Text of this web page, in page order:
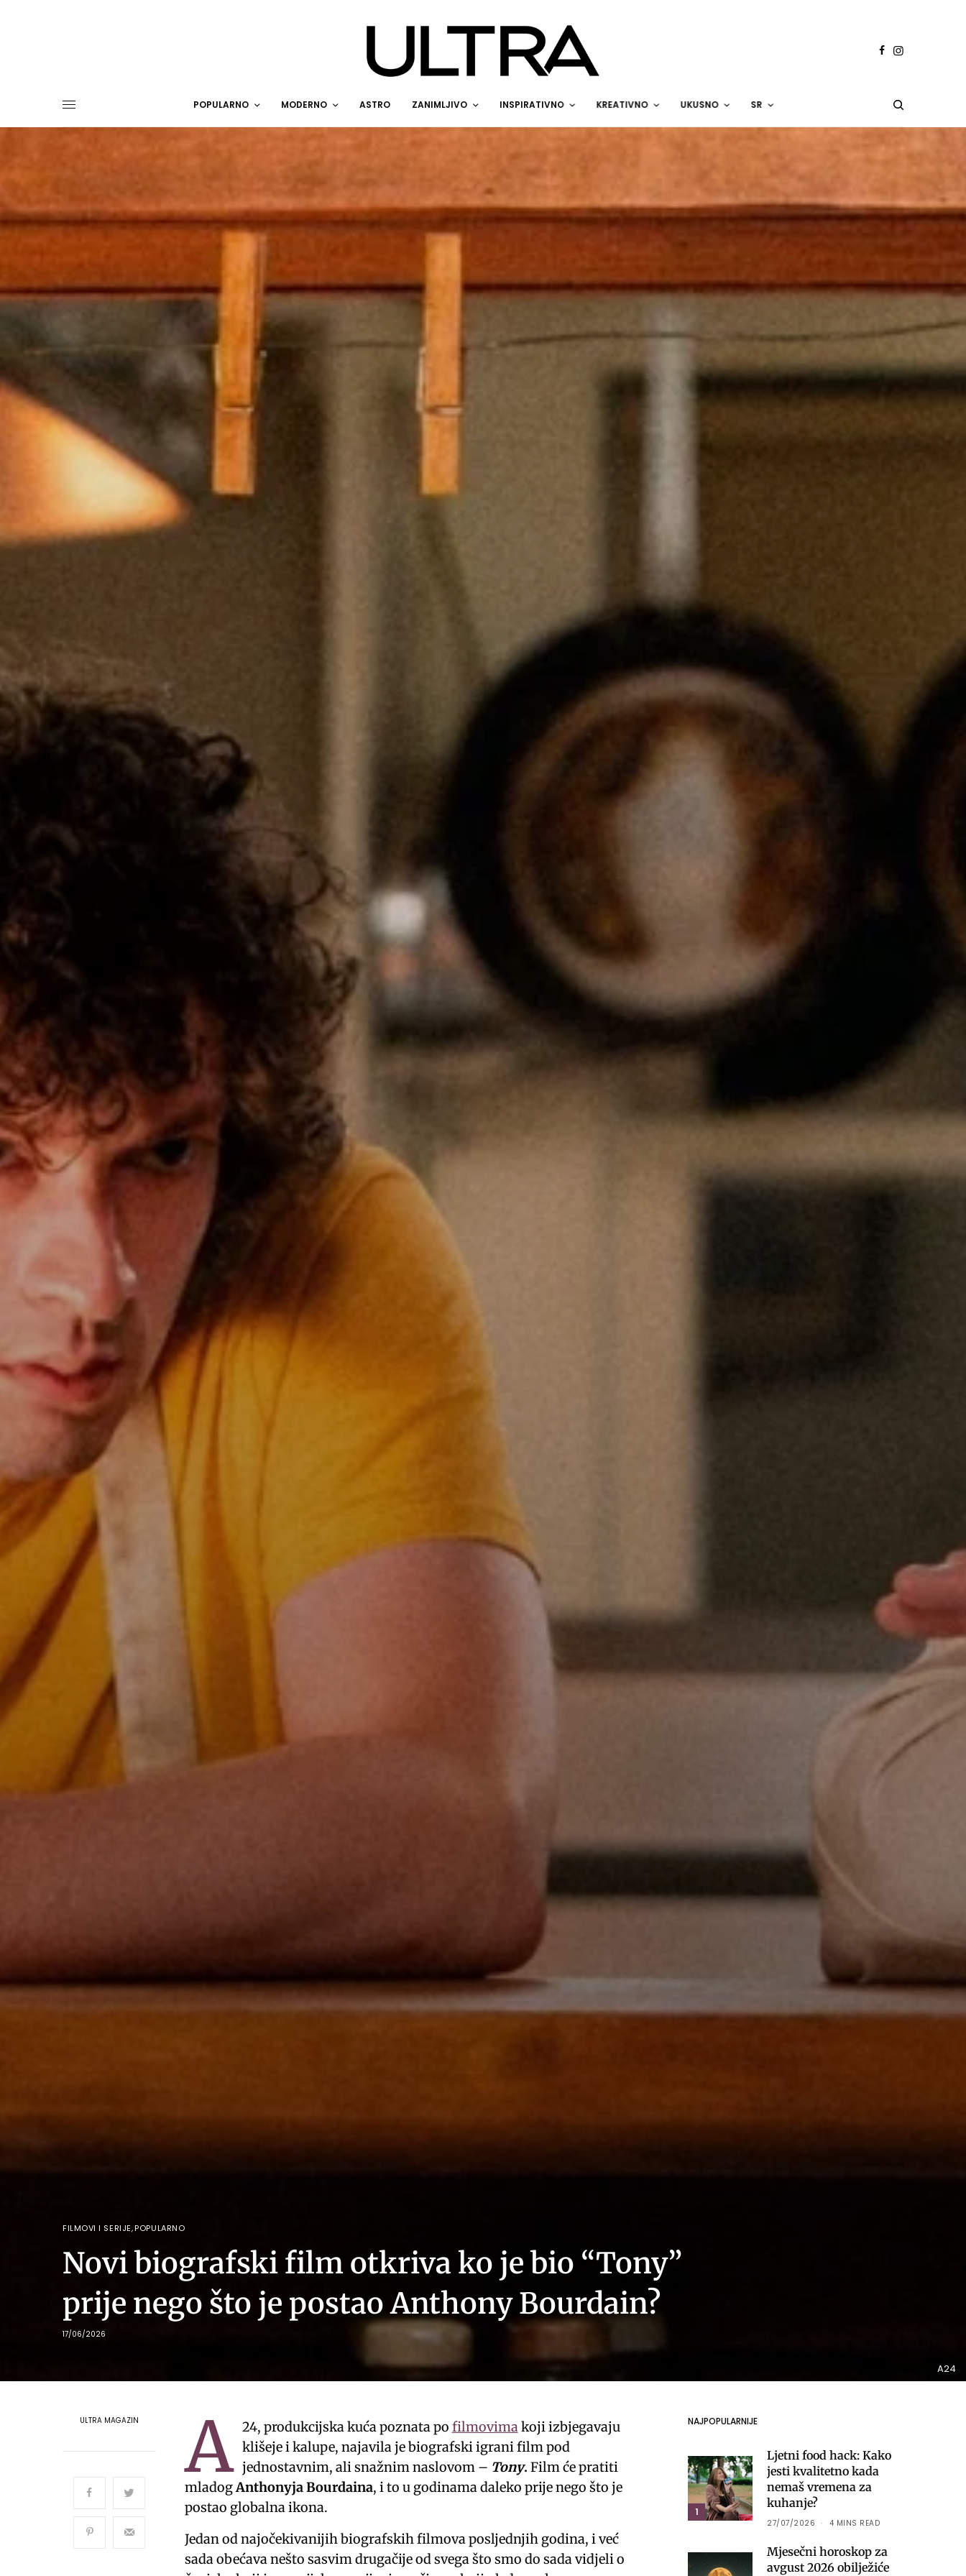
POPULARNO MODERNO ASTRO ZANIMLJIVO INSPIRATIVNO KREATIVNO UKUSNO SR
FILMOVI I SERIJE,POPULARNO
Novi biografski film otkriva ko je bio “Tony”
prije nego što je postao Anthony Bourdain?
17/06/2026
A24
ULTRA MAGAZIN A 24, produkcijska kuća poznata po filmovimakoji izbjegavaju
klišeje i kalupe, najavila je biografski igrani film pod
jednostavnim, ali snažnim naslovom – Tony. Film će pratiti
mladogAnthonyja Bourdaina, i to u godinama daleko prije nego što je
postao globalna ikona.
Jedan od najočekivanijih biografskih filmova posljednjih godina, i već
sada obećava nešto sasvim drugačije od svega što smo do sada vidjeli o
NAJPOPULARNIJE
1
Ljetni food hack: Kako
jesti kvalitetno kada
nemaš vremena za
kuhanje?
27/07/2026 4 MINS READ
Mjesečni horoskop za
avgust 2026 obilježiće